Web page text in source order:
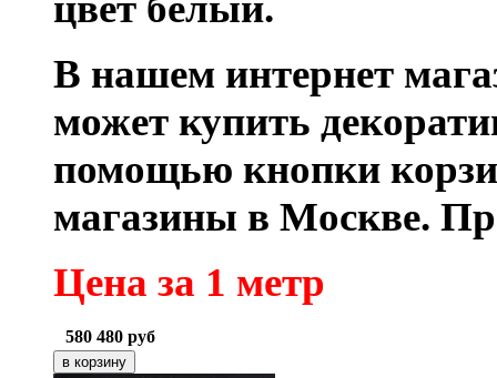
В нашем интернет
может купить
помощью кнопки
магазины в Москве.
Цена за 1 метр
580 480 руб